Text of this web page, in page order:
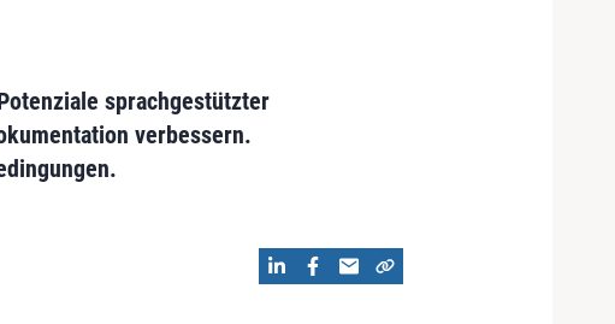
sprachgestützter
verbessern.